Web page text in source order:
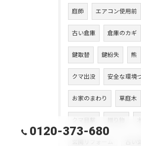
庭師 エアコン使用前
古い倉庫 倉庫のカギ
鍵取替 鍵紛失 熊
クマ出没 安全な環境
お家のまわり 草庭木
0120-373-680